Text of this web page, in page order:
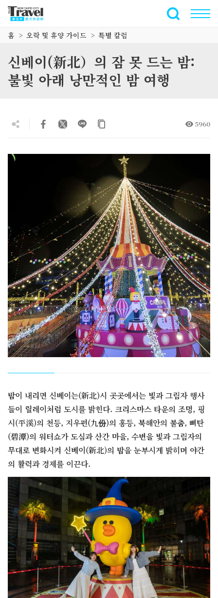
전체 텍스
홈 오락 및 휴양 가이드 특별 칼럼
신베이(新北）의 잠 못 드는 밤:
불빛 아래 낭만적인 밤 여행
5960
밤이 내리면 신베이는(新北)시 곳곳에서는 빛과 그림자 행사
들이 릴레이처럼 도시를 밝힌다. 크리스마스 타운의 조명, 핑
시(平溪)의 천등, 지우펀(九份)의 홍등, 북해안의 불춤, 삐탄
(碧潭)의 워터쇼가 도심과 산간 마을, 수변을 빛과 그림자의
무대로 변화시켜 신베이(新北)의 밤을 눈부시게 밝히며 야간
의 활력과 경제를 이끈다.